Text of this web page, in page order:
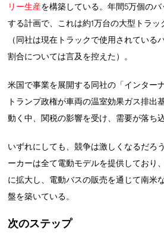
リー生産を構築している。年間5万個の
する計画で、これは約1万台の大型トラ
（同社は現在トラックで使用されている
割合については言及を控えた）。
米国で事業を展開する同社の「インター
トランプ政権が車両の温室効果ガス排出
動く中、関税の影響を受け、需要が落ち
いずれにしても、競争は激しくなるだろ
ーカーは全て電動モデルを提供しており
に拡大し、電動バスの販売を通じて南米
盤を築いている。
次のステップ